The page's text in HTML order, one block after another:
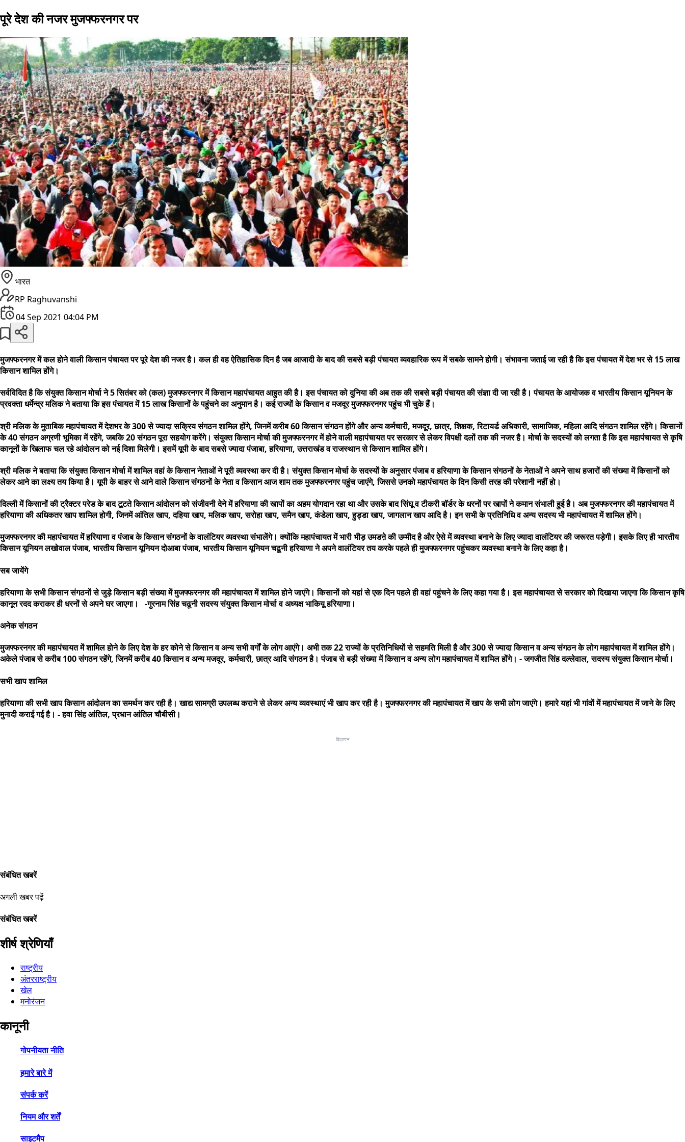
पूरे देश की नजर मुजफ्फरनगर पर
भारत
RP Raghuvanshi
04 Sep 2021 04:04 PM
मुजफ्फरनगर में कल होने वाली किसान पंचायत पर पूरे देश की नजर है। कल ही वह ऐतिहासिक दिन है जब आजादी के बाद की सबसे बड़ी पंचायत व्यवहारिक रूप में सबके सामने होगी। संभावना जताई जा रही है कि इस पंचायत में देश भर से 15 लाख
किसान शामिल होंगे।
सर्वविदित है कि संयुक्त किसान मोर्चा ने 5 सितंबर को (कल) मुजफ्फरनगर में किसान महापंचायत आहुत की है। इस पंचायत को दुनिया की अब तक की सबसे बड़ी पंचायत की संज्ञा दी जा रही है। पंचायत के आयोजक व भारतीय किसान यूनियन के
प्रवक्ता धर्मेन्द्र मलिक ने बताया कि इस पंचायत में 15 लाख किसानों के पहुंचने का अनुमान है। कई राज्यों के किसान व मजदूर मुजफ्फरनगर पहुंच भी चुके हैं।
श्री मलिक के मुताबिक महापंचायत में देशभर के 300 से ज्यादा सक्रिय संगठन शामिल होंगे, जिनमें करीब 60 किसान संगठन होंगे और अन्य कर्मचारी, मजदूर, छात्र, शिक्षक, रिटायर्ड अधिकारी, सामाजिक, महिला आदि संगठन शामिल रहेंगे। किसानों
के 40 संगठन अग्रणी भूमिका में रहेंगे, जबकि 20 संगठन पूरा सहयोग करेंगे। संयुक्त किसान मोर्चा की मुजफ्फरनगर में होने वाली महापंचायत पर सरकार से लेकर विपक्षी दलों तक की नजर है। मोर्चा के सदस्यों को लगता है कि इस महापंचायत से कृषि
कानूनों के खिलाफ चल रहे आंदोलन को नई दिशा मिलेगी। इसमें यूपी के बाद सबसे ज्यादा पंजाबा, हरियाणा, उत्तराखंड व राजस्थान से किसान शामिल होंगे।
श्री मलिक ने बताया कि संयुक्त किसान मोर्चा में शामिल वहां के किसान नेताओं ने पूरी व्यवस्था कर दी है। संयुक्त किसान मोर्चा के सदस्यों के अनुसार पंजाब व हरियाणा के किसान संगठनों के नेताओं ने अपने साथ हजारों की संख्या में किसानों को
लेकर आने का लक्ष्य तय किया है। यूपी के बाहर से आने वाले किसान संगठनों के नेता व किसान आज शाम तक मुजफ्फरनगर पहुंच जाएंगे, जिससे उनको महापंचायत के दिन किसी तरह की परेशानी नहीं हो।
दिल्ली में किसानों की ट्रैक्टर परेड के बाद टूटते किसान आंदोलन को संजीवनी देने में हरियाणा की खापों का अहम योगदान रहा था और उसके बाद सिंघू व टीकरी बॉर्डर के धरनों पर खापों ने कमान संभाली हुई है। अब मुजफ्फरनगर की महापंचायत में
हरियाणा की अधिकतर खाप शामिल होगी, जिनमें आंतिल खाप, दहिया खाप, मलिक खाप, सरोहा खाप, समैन खाप, कंडेला खाप, हुड्डा खाप, जागलान खाप आदि है। इन सभी के प्रतिनिधि व अन्य सदस्य भी महापंचायत में शामिल होंगे।
मुजफ्फरनगर की महापंचायत में हरियाणा व पंजाब के किसान संगठनों के वालंटियर व्यवस्था संभालेंगे। क्योंकि महापंचायत में भारी भीड़ उमडऩे की उम्मीद है और ऐसे में व्यवस्था बनाने के लिए ज्यादा वालंटियर की जरूरत पड़ेगी। इसके लिए ही भारतीय
किसान यूनियन लखोवाल पंजाब, भारतीय किसान यूनियन दोआबा पंजाब, भारतीय किसान यूनियन चढूनी हरियाणा ने अपने वालंटियर तय करके पहले ही मुजफ्फरनगर पहुंचकर व्यवस्था बनाने के लिए कहा है।
सब जायेंगे
हरियाणा के सभी किसान संगठनों से जुड़े किसान बड़ी संख्या में मुजफ्फरनगर की महापंचायत में शामिल होने जाएंगे। किसानों को यहां से एक दिन पहले ही वहां पहुंचने के लिए कहा गया है। इस महापंचायत से सरकार को दिखाया जाएगा कि किसान कृषि
कानून रदद कराकर ही धरनों से अपने घर जाएगा। -गुरनाम सिंह चढूनी सदस्य संयुक्त किसान मोर्चा व अध्यक्ष भाकियू हरियाणा।
अनेक संगठन
मुजफ्फरनगर की महापंचायत में शामिल होने के लिए देश के हर कोने से किसान व अन्य सभी वर्गों के लोग आएंगे। अभी तक 22 राज्यों के प्रतिनिधियों से सहमति मिली है और 300 से ज्यादा किसान व अन्य संगठन के लोग महापंचायत में शामिल होंगे।
अकेले पंजाब से करीब 100 संगठन रहेंगे, जिनमें करीब 40 किसान व अन्य मजदूर, कर्मचारी, छात्र आदि संगठन है। पंजाब से बड़ी संख्या में किसान व अन्य लोग महापंचायत में शामिल होंगे। - जगजीत सिंह दल्लेवाल, सदस्य संयुक्त किसान मोर्चा।
सभी खाप शामिल
हरियाणा की सभी खाप किसान आंदोलन का समर्थन कर रही है। खाद्य सामग्री उपलब्ध कराने से लेकर अन्य व्यवस्थाएं भी खाप कर रही है। मुजफ्फरनगर की महापंचायत में खाप के सभी लोग जाएंगे। हमारे यहां भी गांवों में महापंचायत में जाने के लिए
मुनादी कराई गई है। - हवा सिंह आंतिल, प्रधान आंतिल चौबीसी।
विज्ञापन
संबंधित खबरें
अगली खबर पढ़ें
संबंधित खबरें
शीर्ष श्रेणियाँ
राष्ट्रीय
अंतरराष्ट्रीय
खेल
मनोरंजन
कानूनी
गोपनीयता नीति
हमारे बारे में
संपर्क करें
नियम और शर्तें
साइटमैप